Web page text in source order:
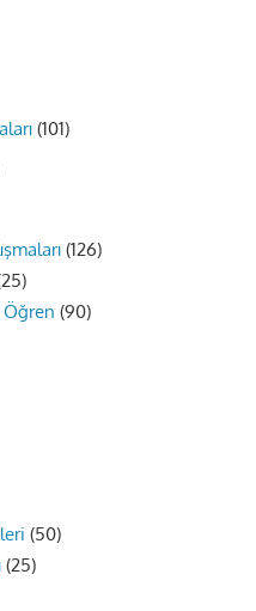
(101)
(126)
(90)
(50)
(25)